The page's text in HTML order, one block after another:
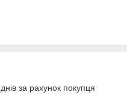
за рахунок покупця